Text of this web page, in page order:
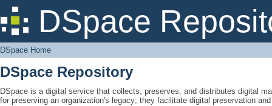
DSpace
DSpace Home
DSpace Home
DSpace Repository
DSpace is a digital service that collects, preserves, and distributes digital
for preserving an organization's legacy; they facilitate digital preservation